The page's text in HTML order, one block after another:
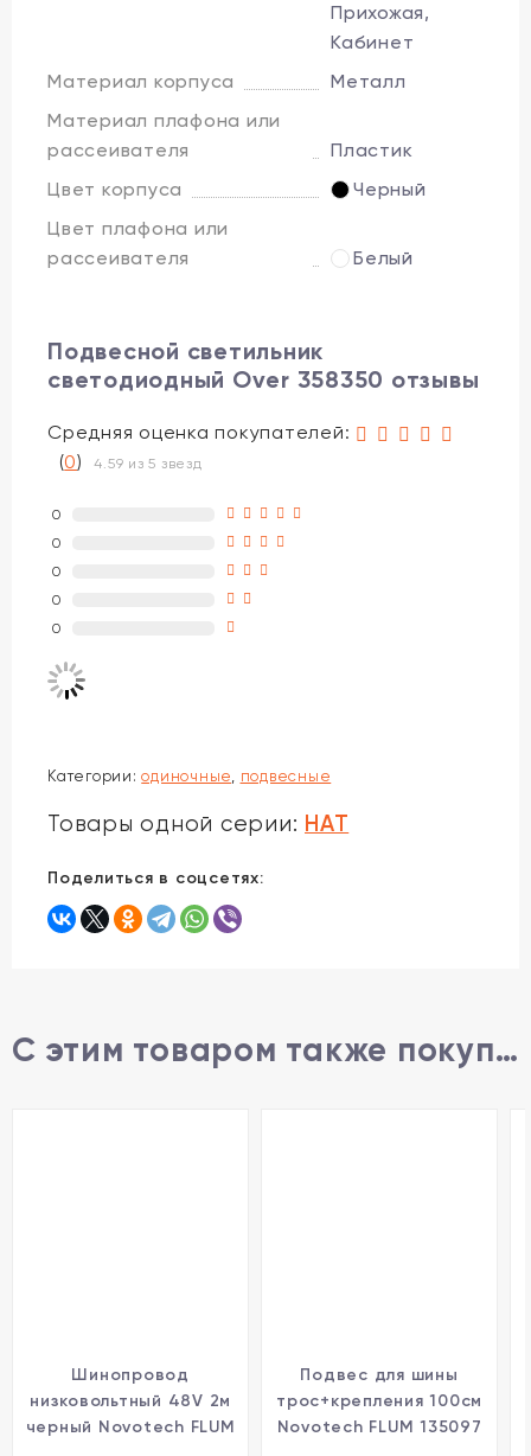
Прихожая,
Кабинет
Материал корпуса
Металл
Материал плафона или
рассеивателя
Пластик
Цвет корпуса
Черный
Цвет плафона или
рассеивателя
Белый
Подвесной светильник
светодиодный Over 358350 отзывы
Средняя оценка покупателей:
(0)4.59 из 5 звезд
0
0
0
0
0
Категории:одиночные подвесные
Товары одной серии: HAT
Поделиться в соцсетях:
С этим товаром также покупают
Шинопровод
низковольтный 48V 2м
черный Novotech FLUM
Подвес для шины
трос+крепления 100см
Novotech FLUM 135097